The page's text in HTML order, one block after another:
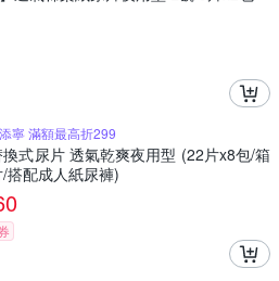
寧 滿額最高折299
式尿片 透氣乾爽夜用型 (22片x8包/箱
搭配成人紙尿褲)